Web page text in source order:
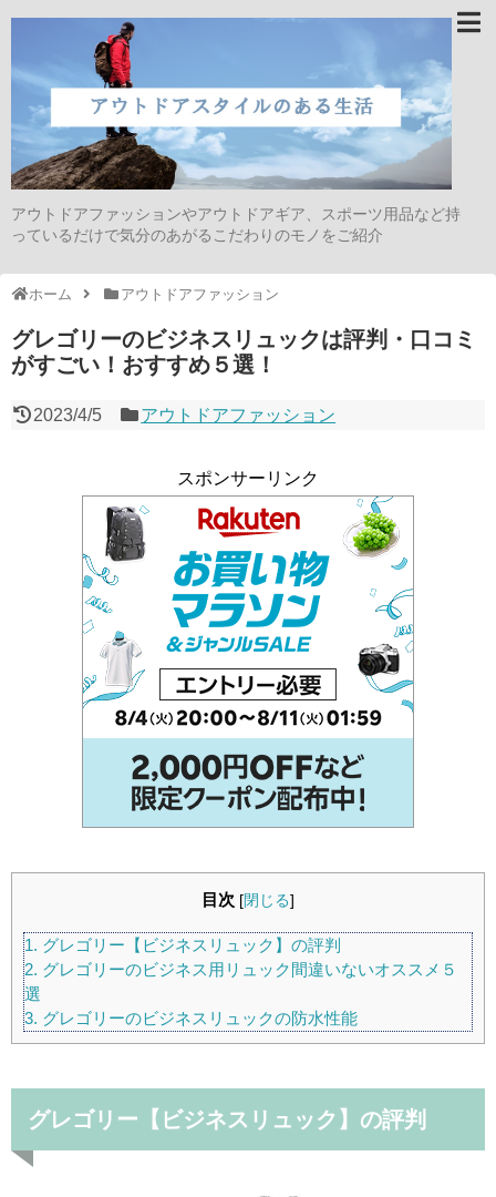
アウトドアファッションやアウトドアギア、スポーツ用品など持
っているだけで気分のあがるこだわりのモノをご紹介
ホーム アウトドアファッション
グレゴリーのビジネスリュックは評判・口コミ
がすごい！おすすめ５選！
2023/4/5 アウトドアファッション
スポンサーリンク
目次 [閉じる]
1. グレゴリー【ビジネスリュック】の評判
2. グレゴリーのビジネス用リュック間違いないオススメ５
選
3. グレゴリーのビジネスリュックの防水性能
グレゴリー【ビジネスリュック】の評判